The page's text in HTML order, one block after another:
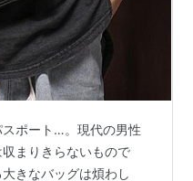
ポート…。現代の男性
まりきらないもので
きなバッグは煩わし